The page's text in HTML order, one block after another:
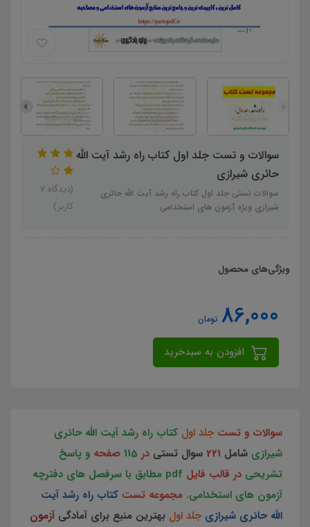
سوالات و تست جلد اول کتاب راه رشد آیت الله
حائری شیرازی
سوالات تستی جلد اول کتاب راه رشد آیت الله حائری
شیرازی ویژه آزمون های استخدامی
(دیدگاه 7
کاربر)
ویژگی‌های محصول
86,000 تومان
سوالات و تست جلد اول کتاب راه رشد آیت الله حائری
شیرازی شامل 221 سوال تستی در 115 صفحه و پاسخ
تشریحی در قالب فایل
pdf مطابق با سرفصل های دفترچه
آزمون های استخدامی. مجموعه تست کتاب راه رشد آیت
الله حائری شیرازی جلد اول بهترین منبع برای آمادگی آزمون